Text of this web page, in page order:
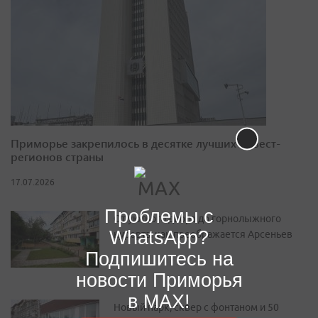
Приморье закрепилось в десятке лучших инвест-
регионов страны
17.07.2026
От уютного двора до горнолыжного
курорта: как преображается Арсеньев
Новый парк, сквер с фонтаном и 50
Проблемы с
WhatsApp?
Подпишитесь на
новости Приморья
в MAX!